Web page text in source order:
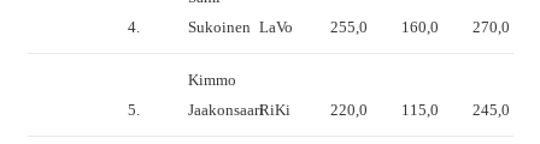
4.
Sukoinen LaVo 255,0 160,0 270,0
5.
Kimmo
JaakonsaariRiKi 220,0 115,0 245,0